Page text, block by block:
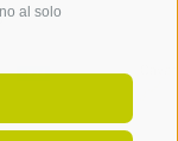
al solo